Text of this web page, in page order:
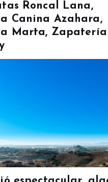
Roncal Lana,
Canina Azahara,
Marta, Zapatería